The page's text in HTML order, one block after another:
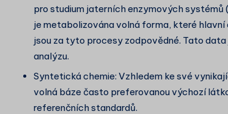
pro studium jaterních enzymových systémů
je metabolizována volná forma, které
jsou za tyto procesy zodpovědné. Tato
analýzu.
Syntetická chemie: Vzhledem ke své
volná báze často preferovanou výchozí
referenčních standardů.